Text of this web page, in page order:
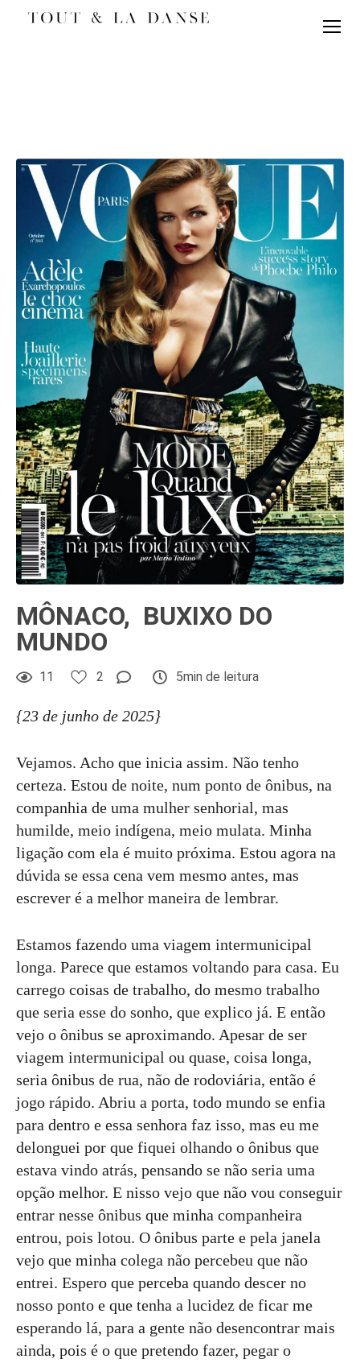
MÔNACO, BUXIXO DO
MUNDO
11 2 5min de leitura
{23 de junho de 2025}
Vejamos. Acho que inicia assim. Não tenho
certeza. Estou de noite, num ponto de ônibus, na
companhia de uma mulher senhorial, mas
humilde, meio indígena, meio mulata. Minha
ligação com ela é muito próxima. Estou agora na
dúvida se essa cena vem mesmo antes, mas
escrever é a melhor maneira de lembrar.
Estamos fazendo uma viagem intermunicipal
longa. Parece que estamos voltando para casa. Eu
carrego coisas de trabalho, do mesmo trabalho
que seria esse do sonho, que explico já. E então
vejo o ônibus se aproximando. Apesar de ser
viagem intermunicipal ou quase, coisa longa,
seria ônibus de rua, não de rodoviária, então é
jogo rápido. Abriu a porta, todo mundo se enfia
para dentro e essa senhora faz isso, mas eu me
delonguei por que fiquei olhando o ônibus que
estava vindo atrás, pensando se não seria uma
opção melhor. E nisso vejo que não vou conseguir
entrar nesse ônibus que minha companheira
entrou, pois lotou. O ônibus parte e pela janela
vejo que minha colega não percebeu que não
entrei. Espero que perceba quando descer no
nosso ponto e que tenha a lucidez de ficar me
esperando lá, para a gente não desencontrar mais
ainda, pois é o que pretendo fazer, pegar o